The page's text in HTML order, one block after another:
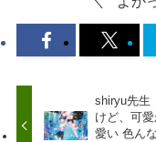
shiryu先生
けど、可
愛い 色ん